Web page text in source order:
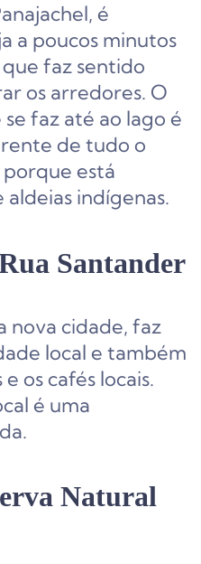
é
a poucos minutos
faz sentido
os arredores. O
faz até ao lago é
de tudo o
está
indígenas.
Santander
nova cidade, faz
local e também
os cafés locais.
é uma
Natural